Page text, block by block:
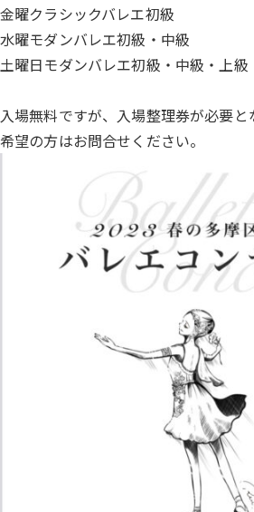
金曜クラシックバレエ初級
水曜モダンバレエ初級・中級
土曜日モダンバレエ初級・中級・上級
入場無料ですが、入場整理券が必要
希望の方はお問合せください。